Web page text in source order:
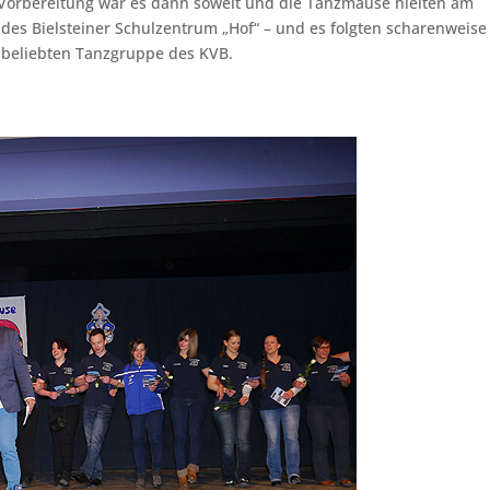
Bielsteiner Schulzentrum „Hof“ – und es folgten
Tanzgruppe des KVB.